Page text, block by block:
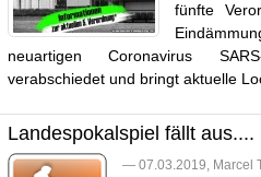
fünfte
neuartigen Coronavirus
verabschiedet und bringt aktuelle
Landespokalspiel fällt aus....
— 07.03.2019, Marcel